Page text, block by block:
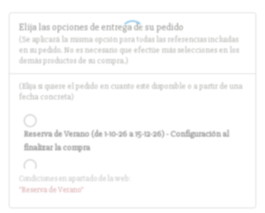
Elija las opciones de entrega de su pedido
(Se aplicará la misma opción para todas las referencias incluidas
en su pedido. No es necesario que efectúe más selecciones en los
demás productos de su compra.)
(Elija si quiere el pedido en cuanto esté disponible o a partir de una
fecha concreta)
Reserva de Verano (de 1-10-26 a 15-12-26) - Configuración al
finalizar la compra
Entrega en cuanto el pedido esté disponible (sin descuento)
Condiciones en apartado de la web:
"Reservade Verano"